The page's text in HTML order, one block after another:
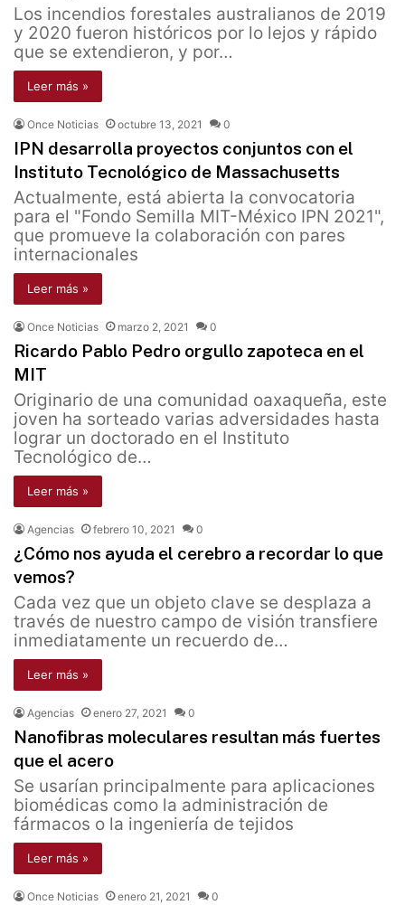
Los incendios forestales australianos de 2019
y 2020 fueron históricos por lo lejos y rápido
que se extendieron, y por…
Leer más »
Once Noticias octubre 13, 2021 0
IPN desarrolla proyectos conjuntos con el
Instituto Tecnológico de Massachusetts
Actualmente, está abierta la convocatoria
para el "Fondo Semilla MIT-México IPN 2021",
que promueve la colaboración con pares
internacionales
Leer más »
Once Noticias marzo 2, 2021 0
Ricardo Pablo Pedro orgullo zapoteca en el
MIT
Originario de una comunidad oaxaqueña, este
joven ha sorteado varias adversidades hasta
lograr un doctorado en el Instituto
Tecnológico de…
Leer más »
Agencias febrero 10, 2021 0
¿Cómo nos ayuda el cerebro a recordar lo que
vemos?
Cada vez que un objeto clave se desplaza a
través de nuestro campo de visión transfiere
inmediatamente un recuerdo de…
Leer más »
Agencias enero 27, 2021 0
Nanofibras moleculares resultan más fuertes
que el acero
Se usarían principalmente para aplicaciones
biomédicas como la administración de
fármacos o la ingeniería de tejidos
Leer más »
Once Noticias enero 21, 2021 0